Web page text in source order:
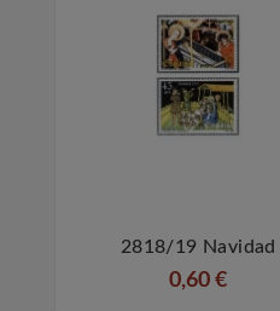
2818/19 Navidad
0,60 €